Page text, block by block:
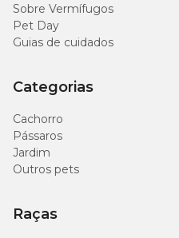
Sobre Vermífugos
Pet Day
Guias de cuidados
Categorias
Cachorro
Pássaros
Jardim
Outros pets
Raças